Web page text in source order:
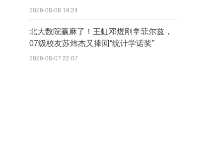
2026-08-08 19:24
‌北大数院赢麻了！王虹邓煜刚拿菲尔兹，
07级校友苏炜杰又捧回“统计学诺奖”
2026-08-07 22:07